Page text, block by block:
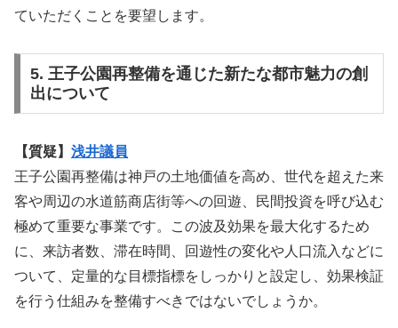
ていただくことを要望します。
5. 王子公園再整備を通じた新たな都市魅力の創
出について
【質疑】 浅井議員
王子公園再整備は神戸の土地価値を高め、世代を超えた来
客や周辺の水道筋商店街等への回遊、民間投資を呼び込む
極めて重要な事業です。この波及効果を最大化するため
に、来訪者数、滞在時間、回遊性の変化や人口流入などに
ついて、定量的な目標指標をしっかりと設定し、効果検証
を行う仕組みを整備すべきではないでしょうか。